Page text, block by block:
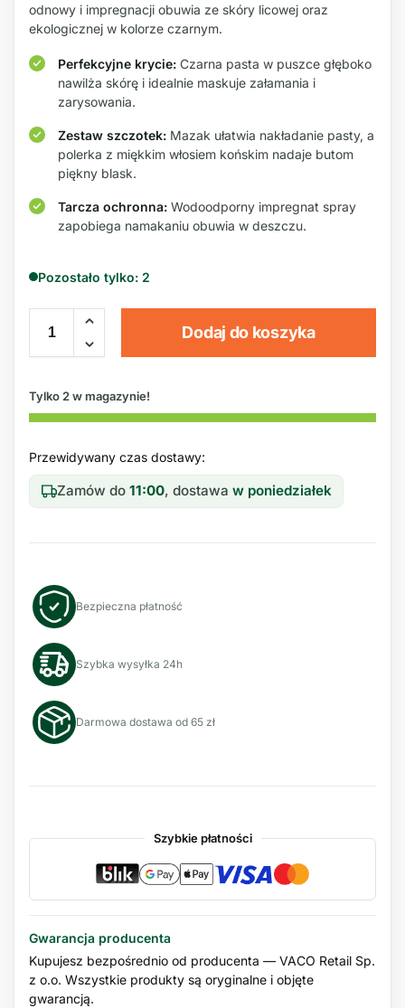
odnowy i impregnacji obuwia ze skóry licowej oraz
ekologicznej w kolorze czarnym.
Perfekcyjne krycie: Czarna pasta w puszce głęboko
nawilża skórę i idealnie maskuje załamania i
zarysowania.
Zestaw szczotek: Mazak ułatwia nakładanie pasty, a
polerka z miękkim włosiem końskim nadaje butom
piękny blask.
Tarcza ochronna: Wodoodporny impregnat spray
zapobiega namakaniu obuwia w deszczu.
Pozostało tylko: 2
Dodaj do koszyka
Tylko 2 w magazynie!
Przewidywany czas dostawy:
Zamów do 11:00, dostawa w poniedziałek
Bezpieczna płatność
Szybka wysyłka 24h
Darmowa dostawa od 65 zł
Szybkie płatności
Gwarancja producenta
Kupujesz bezpośrednio od producenta — VACO Retail Sp.
z o.o. Wszystkie produkty są oryginalne i objęte
gwarancją.